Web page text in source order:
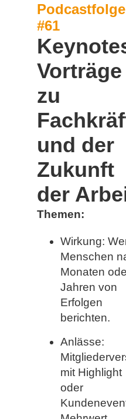
Podcastfolge
#61
Vorträge
zu
und der
Zukunft
der
Themen:
Wirkung:
Menschen
Monaten
Jahren von
Erfolgen
berichten.
Anlässe:
mit Highlight
oder